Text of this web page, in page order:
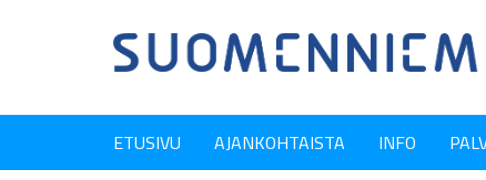
ETUSIVU AJANKOHTAISTA INFO